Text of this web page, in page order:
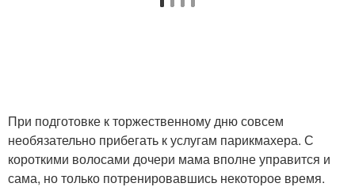
При подготовке к торжественному дню совсем
необязательно прибегать к услугам парикмахера. С
короткими волосами дочери мама вполне управится и
сама, но только потренировавшись некоторое время.